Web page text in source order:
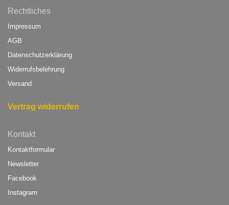
Rechtliches
Impressum
AGB
Datenschutzerklärung
Widerrufsbelehrung
Versand
Vertrag widerrufen
Kontakt
Kontaktformular
Newsletter
Facebook
Instagram